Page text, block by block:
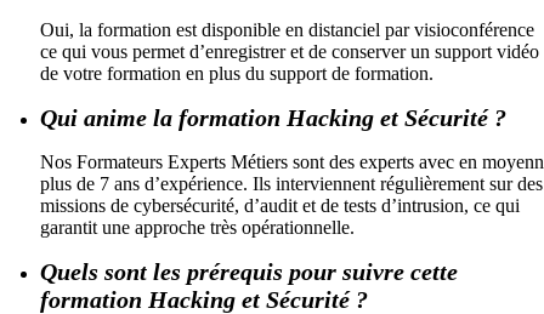
Oui, la formation est disponible en distanciel par visioconférence
ce qui vous permet d’enregistrer et de conserver un support vidéo
de votre formation en plus du support de formation.
Qui anime la formation Hacking et Sécurité ?
Nos Formateurs Experts Métiers sont des experts avec en
plus de 7 ans d’expérience. Ils interviennent régulièrement sur des
missions de cybersécurité, d’audit et de tests d’intrusion, ce qui
garantit une approche très opérationnelle.
Quels sont les prérequis pour suivre cette
formation Hacking et Sécurité ?